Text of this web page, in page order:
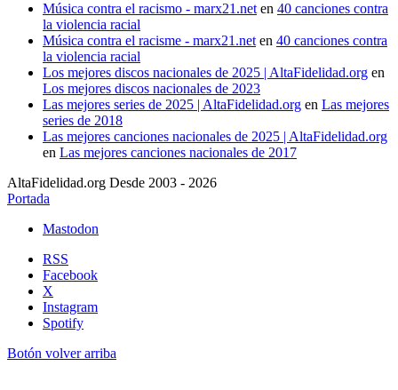
Música contra el racismo - marx21.neten 40 canciones contra
la violencia racial
Música contra el racisme - marx21.neten 40 canciones contra
la violencia racial
Los mejores discos nacionales de 2025 | AltaFidelidad.org en
Los mejores discos nacionales de 2023
Las mejores series de 2025 | AltaFidelidad.org en Las mejores
series de 2018
Las mejores canciones nacionales de 2025 | AltaFidelidad.org
en Las mejores canciones nacionales de 2017
AltaFidelidad.org Desde 2003 - 2026
Portada
Mastodon
RSS
Facebook
X
Instagram
Spotify
Botón volver arriba